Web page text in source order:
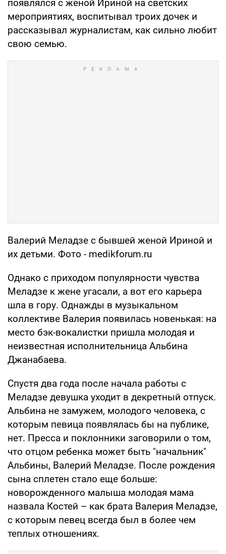
появлялся с женой Ириной на светских
мероприятиях, воспитывал троих дочек и
рассказывал журналистам, как сильно любит
свою семью.
Валерий Меладзе с бывшей женой Ириной и
их детьми. Фото - medikforum.ru
Однако с приходом популярности чувства
Меладзе к жене угасали, а вот его карьера
шла в гору. Однажды в музыкальном
коллективе Валерия появилась новенькая: на
место бэк-вокалистки пришла молодая и
неизвестная исполнительница Альбина
Джанабаева.
Спустя два года после начала работы с
Меладзе девушка уходит в декретный отпуск.
Альбина не замужем, молодого человека, с
которым певица появлялась бы на публике,
нет. Пресса и поклонники заговорили о том,
что отцом ребенка может быть "начальник"
Альбины, Валерий Меладзе. После рождения
сына сплетен стало еще больше:
новорожденного малыша молодая мама
назвала Костей – как брата Валерия Меладзе,
с которым певец всегда был в более чем
теплых отношениях.